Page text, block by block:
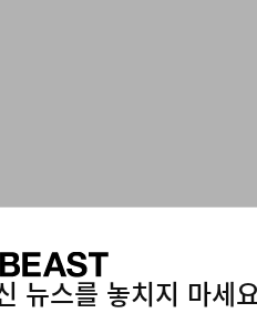
뉴스를 놓치지 마세